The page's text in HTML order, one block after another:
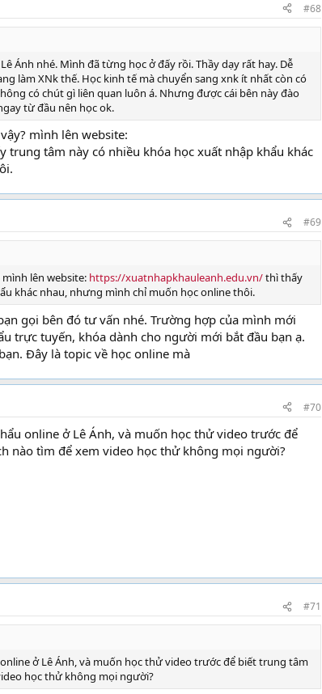
#68
Ánh nhé. Mình đã từng học ở đấy rồi. Thầy dạy rất hay. Dễ
làm XNk thế. Học kinh tế mà chuyển sang xnk ít nhất còn có
có chút gì liên quan luôn á. Nhưng được cái bên này đào
từ đầu nên học ok.
mình lên website:
trung tâm này có nhiều khóa học xuất nhập khẩu khác
#69
mình lên website: https://xuatnhapkhauleanh.edu.vn/thì thấy
khác nhau, nhưng mình chỉ muốn học online thôi.
gọi bên đó tư vấn nhé. Trường hợp của mình mới
trực tuyến, khóa dành cho người mới bắt đầu bạn ạ.
Đây là topic về học online mà
#70
online ở Lê Ánh, và muốn học thử video trước để
nào tìm để xem video học thử không mọi người?
#71
ở Lê Ánh, và muốn học thử video trước để biết trung tâm
học thử không mọi người?